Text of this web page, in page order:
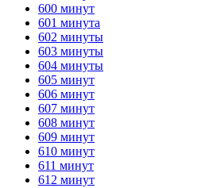
HANDY TIMERS
600 минут
601 минута
602 минуты
603 минуты
604 минуты
605 минут
606 минут
607 минут
608 минут
609 минут
610 минут
611 минут
612 минут